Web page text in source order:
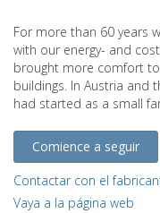
For more than 60 years
with our energy- and
brought more comfort
buildings. In Austria and
had started as a small
Comience a seguir
Contactar con el
Vaya a la página web